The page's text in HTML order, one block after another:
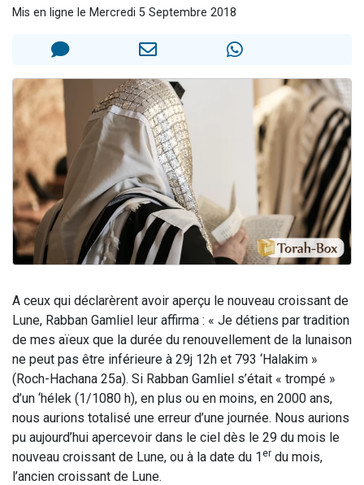
13 personnes viennent de demander une bénédiction
Mis en ligne le Mercredi 5 Septembre 2018
A ceux qui déclarèrent avoir aperçu le nouveau croissant de
Lune, Rabban Gamliel leur affirma : « Je détiens par tradition
de mes aïeux que la durée du renouvellement de la lunaison
ne peut pas être inférieure à 29j 12h et 793 ‘Halakim »
(Roch-Hachana 25a). Si Rabban Gamliel s’était « trompé »
d’un ‘hélek (1/1080 h), en plus ou en moins, en 2000 ans,
nous aurions totalisé une erreur d’une journée. Nous aurions
pu aujourd’hui apercevoir dans le ciel dès le 29 du mois le
nouveau croissant de Lune, ou à la date du 1 er du mois,
l’ancien croissant de Lune.